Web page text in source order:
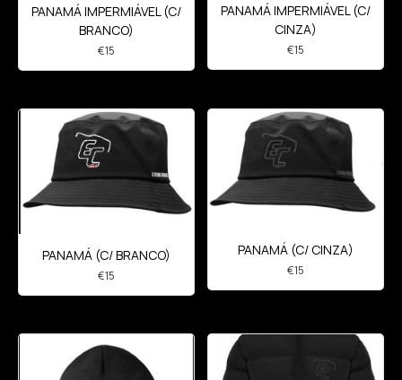
PANAMÁ IMPERMIÁVEL (C/
BRANCO)
€15
PANAMÁ IMPERMIÁVEL (C/
CINZA)
€15
PANAMÁ (C/ BRANCO)
€15
PANAMÁ (C/ CINZA)
€15